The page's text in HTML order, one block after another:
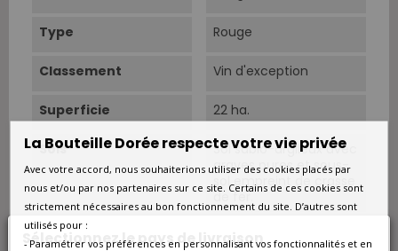
Sélectionnez le pays de livraison
Type Rouge
Classement Vin d'exception
Superficie 22 ha.
Sols
Sol sablo-argileux avec
graves pures et sous-
sol empreint de crasse
de fer.
Rendements
La Bouteille Dorée respecte votre vie privée
Avec votre accord, nous souhaiterions utiliser des cookies placés par
nous et/ou par nos partenaires sur ce site. Certains de ces cookies sont
strictement nécessaires au bon fonctionnement du site. D’autres sont
utilisés pour :
- Paramétrer vos préférences en personnalisant vos fonctionnalités et en